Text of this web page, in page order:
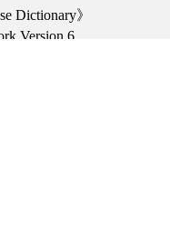
Dictionary》
Version 6